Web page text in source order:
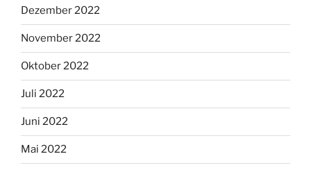
Dezember 2022
November 2022
Oktober 2022
Juli 2022
Juni 2022
Mai 2022